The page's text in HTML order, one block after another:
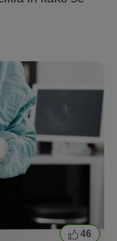
46